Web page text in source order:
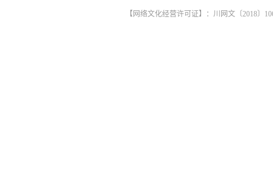
【网络文化经营许可证】：川网文〔2018